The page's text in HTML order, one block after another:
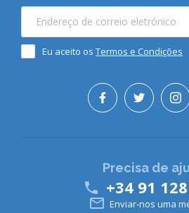
Eu aceito os Termos e Condições
Precisa de
 +34 91
 Enviar-nos uma